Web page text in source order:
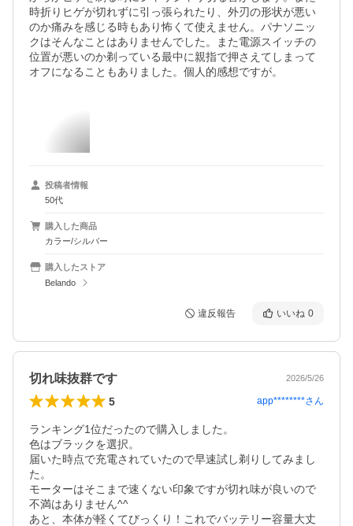
時折りヒゲが切れずに引っ張られたり、外刃の形状が悪い
のか痛みを感じる時もあり怖くて使えません。パナソニッ
クはそんなことはありませんでした。また電源スイッチの
位置が悪いのか剃っている最中に親指で押さえてしまって
オフになることもありました。個人的感想ですが。
投稿者情報
50代
購入した商品
カラー/シルバー
購入したストア
Belando
違反報告 いいね 0
切れ味抜群です 2026/5/26
5 app********さん
ランキング1位だったので購入しました。
色はブラックを選択。
届いた時点で充電されていたので早速試し剃りしてみまし
た。
モーターはそこまで速くない印象ですが切れ味が良いので
不満はありません^^
あと、本体が軽くてびっくり！これでバッテリー容量大丈